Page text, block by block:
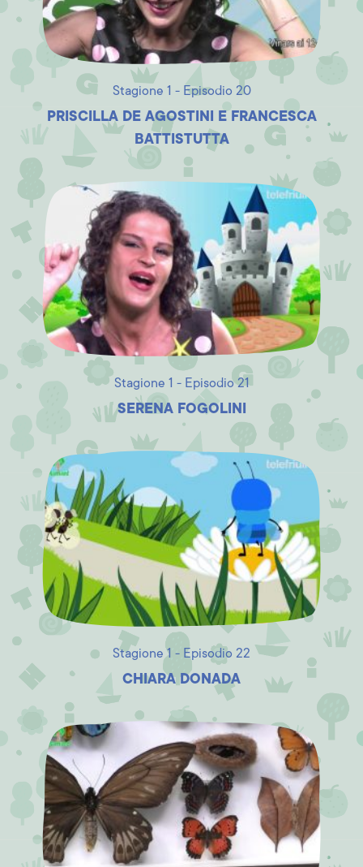
Stagione 1 - Episodio 20
PRISCILLA DE AGOSTINI E FRANCESCA
BATTISTUTTA
Stagione 1 - Episodio 21
SERENA FOGOLINI
Stagione 1 - Episodio 22
CHIARA DONADA